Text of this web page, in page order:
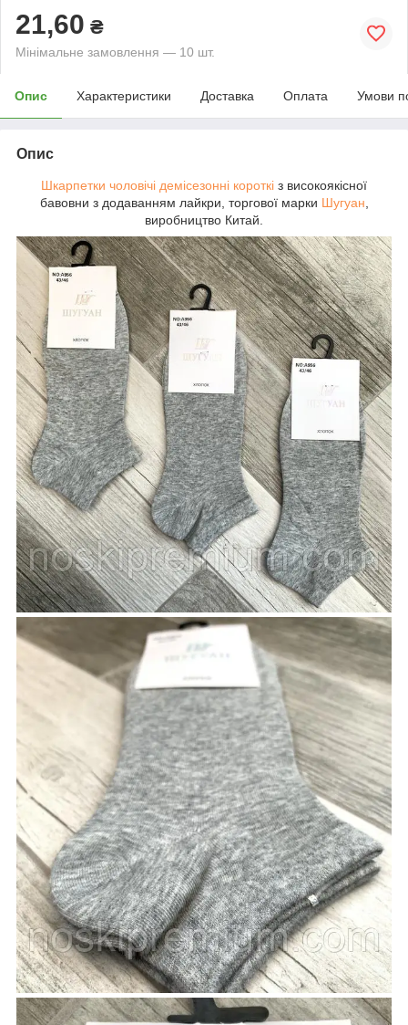
21,60 ₴
Мінімальне замовлення — 10 шт.
Опис Характеристики Доставка Оплата Умови
Опис
Шкарпетки чоловічі демісезонні короткі з високоякісної
бавовни з додаванням лайкри, торгової марки Шугуан
виробництво Китай.